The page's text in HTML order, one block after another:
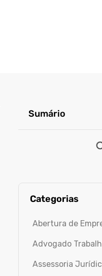
Sumário
Categorias
Abertura de
Advogado
Assessoria